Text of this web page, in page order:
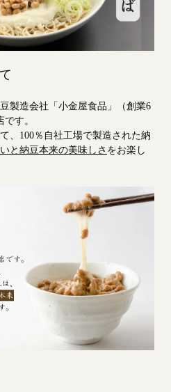
製造会社「小金屋食品」（創業6
す。
、100％自社工場で製造された納
と納豆本来の美味しさ をお楽し